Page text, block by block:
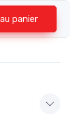
panier